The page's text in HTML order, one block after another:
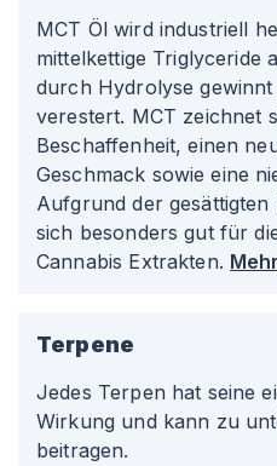
MCT Öl wird industriell
mittelkettige Triglyceride
durch Hydrolyse
verestert. MCT zeichnet
Beschaffenheit, einen
Geschmack sowie eine
Aufgrund der gesättigten
sich besonders gut für
Cannabis Extrakten.
Terpene
Jedes Terpen hat seine
Wirkung und kann zu
beitragen.